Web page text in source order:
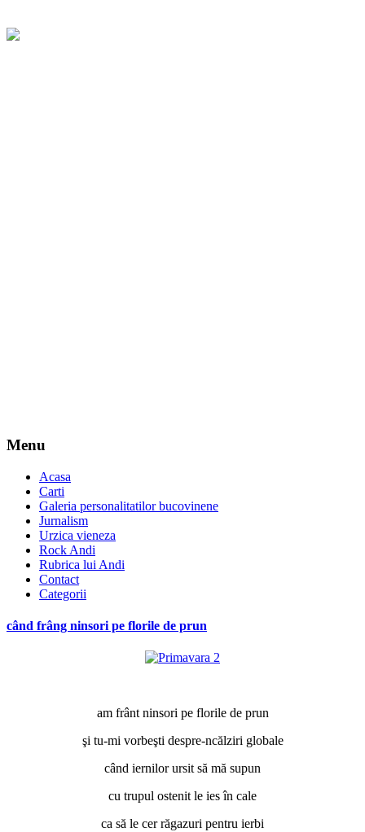
Menu
Acasa
Carti
Galeria personalitatilor bucovinene
Jurnalism
Urzica vieneza
Rock Andi
Rubrica lui Andi
Contact
Categorii
când frâng ninsori pe florile de prun
am frânt ninsori pe florile de prun
şi tu-mi vorbeşti despre-ncălziri globale
când iernilor ursit să mă supun
cu trupul ostenit le ies în cale
ca să le cer răgazuri pentru ierbi